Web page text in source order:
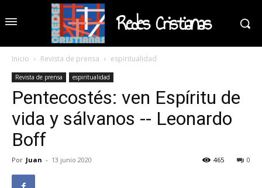
Redes Cristianas
Inicio Revista de prensa espiritualidad
Revista de prensa espiritualidad
Pentecostés: ven Espíritu de
vida y sálvanos -- Leonardo
Boff
Por Juan - 13 junio 2020 0
465